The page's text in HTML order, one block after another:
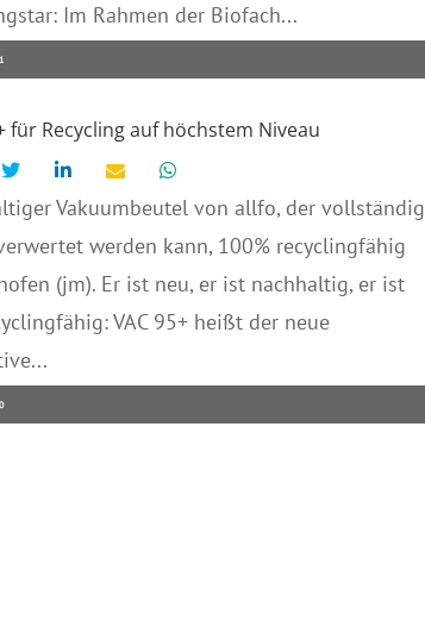
Im Rahmen der Biofach...
für Recycling auf höchstem Niveau
Vakuumbeutel von allfo, der vollständig
werden kann, 100% recyclingfähig
(jm). Er ist neu, er ist nachhaltig, er ist
VAC 95+ heißt der neue